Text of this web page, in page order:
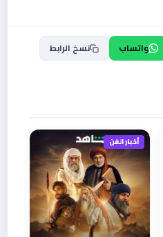
واتساب نسخ الرابط
أخبار الفن